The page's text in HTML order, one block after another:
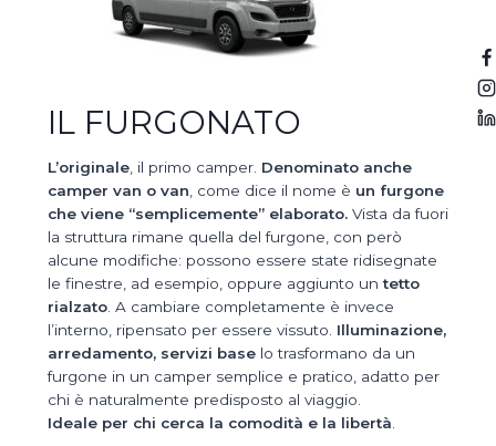
IL FURGONATO
L’originale, il primo camper. Denominato anche
camper van o van , come dice il nome è un furgone
che viene “semplicemente” elaborato.Vista da fuori
la struttura rimane quella del furgone, con però
alcune modifiche: possono essere state ridisegnate
le finestre, ad esempio, oppure aggiunto untetto
rialzato. A cambiare completamente è invece
l’interno, ripensato per essere vissuto. Illuminazione,
arredamento, servizi baselo trasformano da un
furgone in un camper semplice e pratico, adatto per
chi è naturalmente predisposto al viaggio.
Ideale per chi cerca la comodità e la libertà